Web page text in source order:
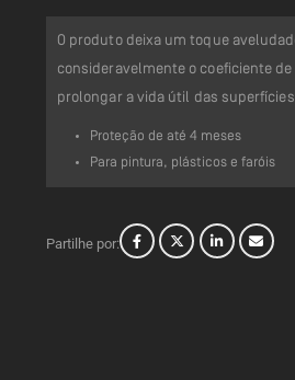
O produto deixa um toque
consideravelmente o coeficiente
prolongar a vida útil das
Proteção de até 4 meses
Para pintura, plásticos e faróis
Partilhe por: